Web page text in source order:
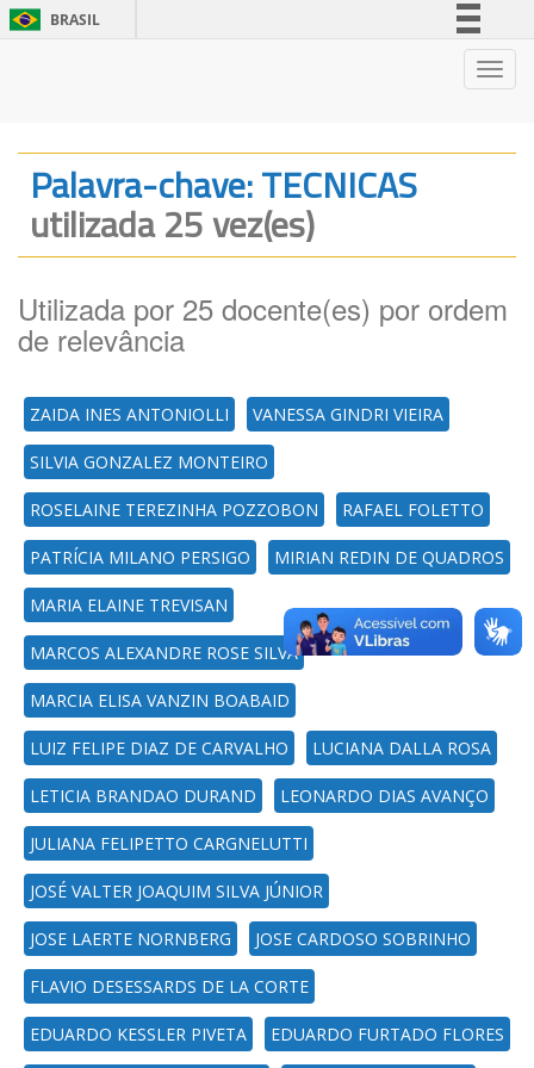
BRASIL
Legislação
Palavra-chave: TECNICAS
utilizada 25 vez(es)
Utilizada por 25 docente(es) por ordem
de relevância
ZAIDA INES ANTONIOLLI VANESSA GINDRI VIEIRA
SILVIA GONZALEZ MONTEIRO
ROSELAINE TEREZINHA POZZOBON RAFAEL FOLETTO
PATRÍCIA MILANO PERSIGO MIRIAN REDIN DE QUADROS
MARIA ELAINE TREVISAN
MARCOS ALEXANDRE ROSE SILVA
MARCIA ELISA VANZIN BOABAID
LUIZ FELIPE DIAZ DE CARVALHO LUCIANA DALLA ROSA
LETICIA BRANDAO DURAND LEONARDO DIAS AVANÇO
JULIANA FELIPETTO CARGNELUTTI
JOSÉ VALTER JOAQUIM SILVA JÚNIOR
JOSE LAERTE NORNBERG JOSE CARDOSO SOBRINHO
FLAVIO DESESSARDS DE LA CORTE
EDUARDO KESSLER PIVETA EDUARDO FURTADO FLORES